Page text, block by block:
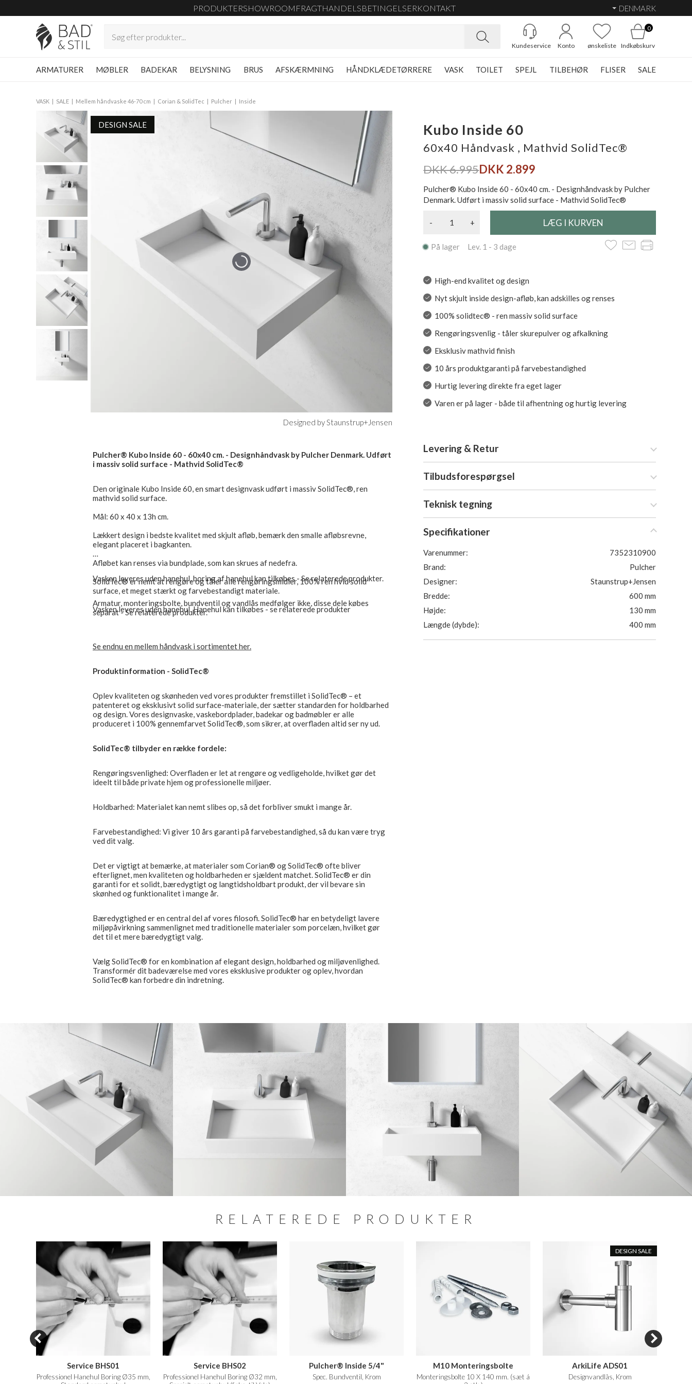
PRODUKTERSHOWROOM FRAGTHANDELSBETINGELSERKONTAKT DENMARK
Kundeservice Konto ønskeliste
0
Indkøbskurv
ARMATURER MØBLER BADEKAR BELYSNING BRUS AFSKÆRMNING HÅNDKLÆDETØRRERE VASK TOILET SPEJL TILBEHØR FLISER SALE
VASK SALE Mellem håndvaske 46-70 cm Corian & SolidTec Pulcher Inside
DESIGN SALE
Designed by Staunstrup+Jensen
Pulcher® Kubo Inside 60 - 60x40 cm. - Designhåndvask by Pulcher Denmark. Udført
i massiv solid surface - Mathvid SolidTec®
Den originale Kubo Inside 60, en smart designvask udført i massiv SolidTec®, ren
mathvid solid surface.
Mål: 60 x 40 x 13h cm.
Lækkert design i bedste kvalitet med skjult afløb, bemærk den smalle afløbsrevne,
elegant placeret i bagkanten.
Afløbet kan renses via bundplade, som kan skrues af nedefra.
SolidTec® er nemt at rengøre og tåler alle rengøringsmidler, 100% ren hvid solid
surface, et meget stærkt og farvebestandigt materiale.
Vasken leveres uden hanehul. Hanehul kan tilkøbes - se relaterede produkter
Vasken leveres uden hanehul, boring af hanehul kan tilkøbes - Se relaterede produkter.
Armatur, monteringsbolte, bundventil og vandlås medfølger ikke, disse dele købes
separat - Se relaterede produkter.
Se endnu en mellem håndvask i sortimentet her.
Produktinformation - SolidTec®
Oplev kvaliteten og skønheden ved vores produkter fremstillet i SolidTec® – et
patenteret og eksklusivt solid surface-materiale, der sætter standarden for holdbarhed
og design. Vores designvaske, vaskebordplader, badekar og badmøbler er alle
produceret i 100% gennemfarvet SolidTec®, som sikrer, at overfladen altid ser ny ud.
SolidTec® tilbyder en række fordele:
Rengøringsvenlighed: Overfladen er let at rengøre og vedligeholde, hvilket gør det
ideelt til både private hjem og professionelle miljøer.
Holdbarhed: Materialet kan nemt slibes op, så det forbliver smukt i mange år.
Farvebestandighed: Vi giver 10 års garanti på farvebestandighed, så du kan være tryg
ved dit valg.
Det er vigtigt at bemærke, at materialer som Corian® og SolidTec® ofte bliver
efterlignet, men kvaliteten og holdbarheden er sjældent matchet. SolidTec® er din
garanti for et solidt, bæredygtigt og langtidsholdbart produkt, der vil bevare sin
skønhed og funktionalitet i mange år.
Bæredygtighed er en central del af vores filosofi. SolidTec® har en betydeligt lavere
miljøpåvirkning sammenlignet med traditionelle materialer som porcelæn, hvilket gør
det til et mere bæredygtigt valg.
Vælg SolidTec® for en kombination af elegant design, holdbarhed og miljøvenlighed.
Transformér dit badeværelse med vores eksklusive produkter og oplev, hvordan
SolidTec® kan forbedre din indretning.
Kubo Inside 60
60x40 Håndvask , Mathvid SolidTec®
DKK 6.995DKK 2.899
Pulcher® Kubo Inside 60 - 60x40 cm. - Designhåndvask by Pulcher
Denmark. Udført i massiv solid surface - Mathvid SolidTec®
- +
På lager Lev. 1 - 3 dage
High-end kvalitet og design
Nyt skjult inside design-afløb, kan adskilles og renses
100% solidtec® - ren massiv solid surface
Rengøringsvenlig - tåler skurepulver og afkalkning
Eksklusiv mathvid finish
10 års produktgaranti på farvebestandighed
Hurtig levering direkte fra eget lager
Varen er på lager - både til afhentning og hurtig levering
Levering & Retur
Tilbudsforespørgsel
Teknisk tegning
Specifikationer
Varenummer:
7352310900
Brand:
Pulcher
Designer:
Staunstrup+Jensen
Bredde:
600 mm
Højde:
130 mm
Længde (dybde):
400 mm
RELATEREDE PRODUKTER
Service BHS01
Professionel Hanehul Boring Ø35 mm,
Service BHS02
Professionel Hanehul Boring Ø32 mm,
Pulcher® Inside 5/4"
Spec. Bundventil, Krom
M10 Monteringsbolte
Monteringsbolte 10 X 140 mm. (sæt á
DESIGN SALE
ArkiLife ADS01
Designvandlås, Krom